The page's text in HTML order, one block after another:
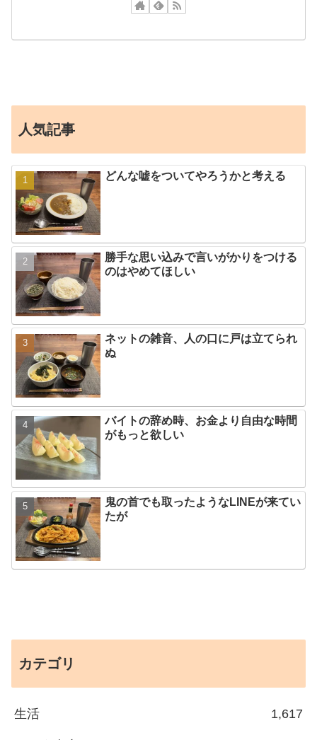
人気記事
どんな嘘をついてやろうかと考える
勝手な思い込みで言いがかりをつける
のはやめてほしい
ネットの雑音、人の口に戸は立てられ
ぬ
バイトの辞め時、お金より自由な時間
がもっと欲しい
鬼の首でも取ったようなLINEが来てい
たが
カテゴリ
生活 1,617